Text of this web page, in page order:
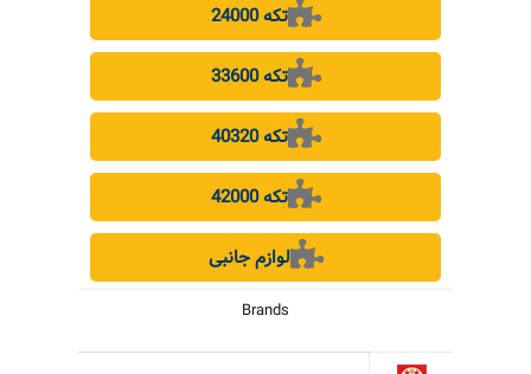
24000 تکه
33600 تکه
40320 تکه
42000 تکه
لوازم جانبی
Brands